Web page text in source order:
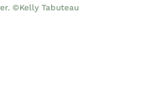
©Kelly Tabuteau